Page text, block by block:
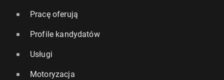
Pracę oferują
Profile kandydatów
Usługi
Motoryzacja